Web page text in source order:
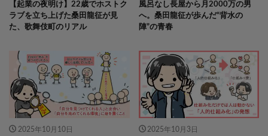
【起業の夜明け】22歳でホストク
ラブを立ち上げた桑田龍征が見
た、歌舞伎町のリアル
風呂なし長屋から月2000万の男
へ。桑田龍征が歩んだ“背水の
陣”の青春
2025年10月10日
2025年10月3日